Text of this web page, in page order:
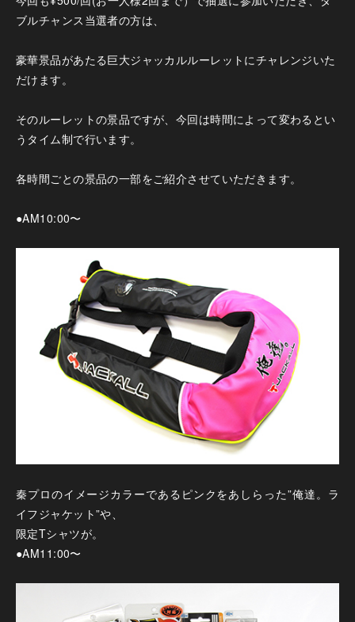
ブルチャンス当選者の方は、
豪華景品があたる巨大ジャッカルルーレットにチャレンジいた
だけます。
そのルーレットの景品ですが、今回は時間によって変わるとい
うタイム制で行います。
各時間ごとの景品の一部をご紹介させていただきます。
●AM10:00〜
秦プロのイメージカラーであるピンクをあしらった”俺達。ラ
イフジャケット”や、
限定Tシャツが。
●AM11:00〜